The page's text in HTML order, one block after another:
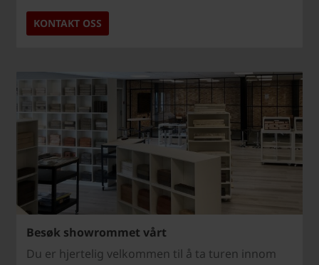
KONTAKT OSS
Besøk showrommet vårt
Du er hjertelig velkommen til å ta turen innom